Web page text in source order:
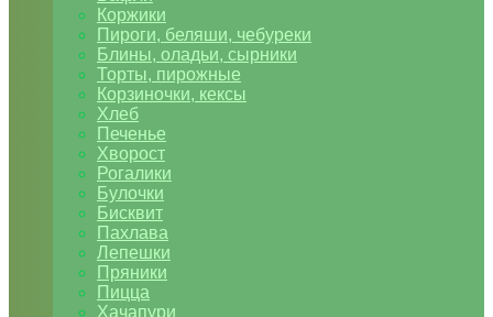
Коржики
Пироги, беляши, чебуреки
Блины, оладьи, сырники
Торты, пирожные
Корзиночки, кексы
Хлеб
Печенье
Хворост
Рогалики
Булочки
Бисквит
Пахлава
Лепешки
Пряники
Пицца
Хачапури